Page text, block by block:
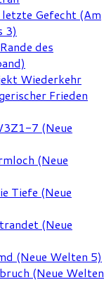
Gefecht (Am
3)
des
Wiederkehr
Frieden
7 (Neue
(Neue
Tiefe (Neue
(Neue
(Neue Welten 5)
(Neue Welten